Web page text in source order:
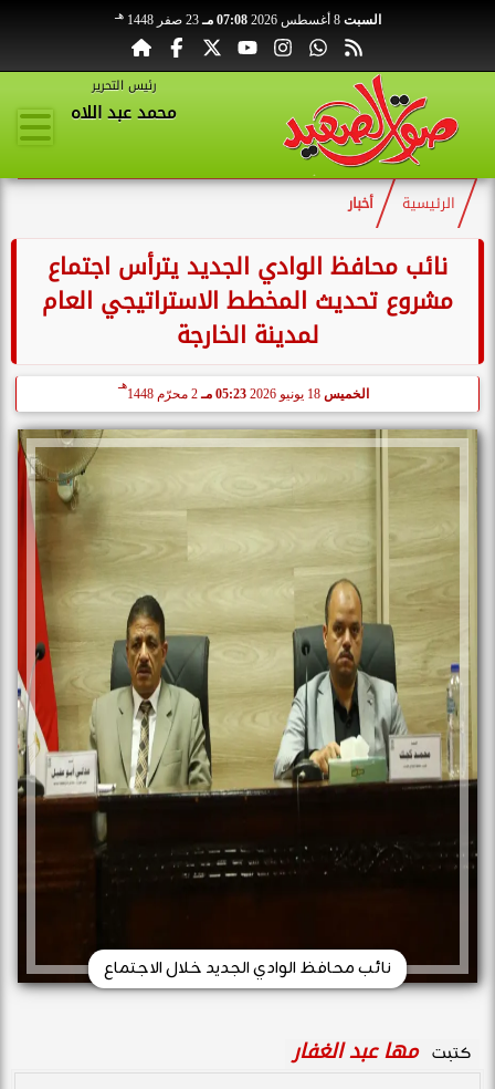
السبت 8 أغسطس 2026 07:08 مـ 23 صفر 1448 هـ
رئيس التحرير
محمد عبد اللاه
الرئيسية أخبار
نائب محافظ الوادي الجديد يترأس اجتماع
مشروع تحديث المخطط الاستراتيجي العام
لمدينة الخارجة
الخميس 18 يونيو 2026 05:23 مـ 2 محرّم 1448
هـ
نائب محافظ الوادي الجديد خلال الاجتماع
كتبت مها عبد الغفار